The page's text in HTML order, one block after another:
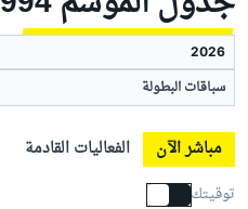
سباقات البطولة
مباشر الآن الفعاليات القادمة
توقيتك